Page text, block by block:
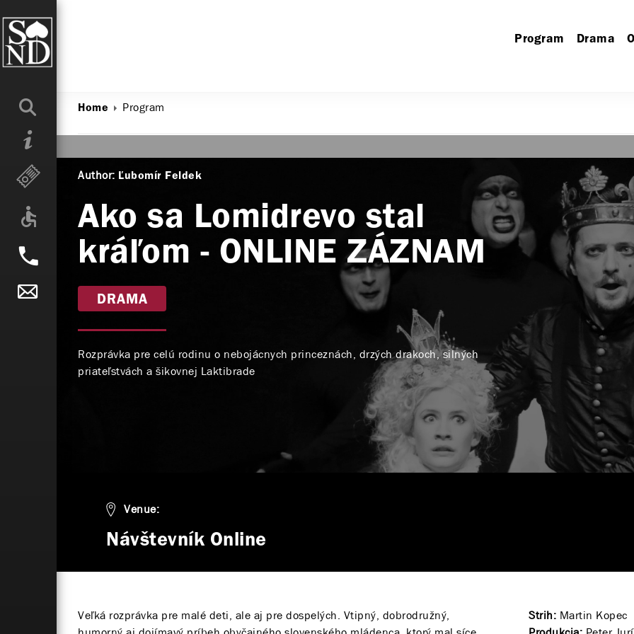
Program Drama
Home Program
Author: Ľubomír Feldek
Ako sa Lomidrevo stal
kráľom - ONLINE ZÁZNAM
DRAMA
Rozprávka pre celú rodinu o nebojácnych princeznách, drzých drakoch, silných
priateľstvách a šikovnej Laktibrade
Venue:
Návštevník Online
Veľká rozprávka pre malé deti, ale aj pre dospelých. Vtipný, dobrodružný,
Strih: Martin Kopec